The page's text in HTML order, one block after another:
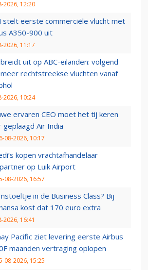
2026, 12:20
stelt eerste commerciële vlucht met
A350-900 uit
2026, 11:17
uit op ABC-eilanden: volgend
rechtstreekse vluchten vanaf
2026, 10:24
ervaren CEO moet het tij keren
geplaagd Air India
08-2026, 10:17
kopen vrachtafhandelaar
op Luik Airport
08-2026, 16:57
in de Business Class? Bij
kost dat 170 euro extra
2026, 16:41
Pacific ziet levering eerste Airbus
maanden vertraging oplopen
08-2026, 15:25